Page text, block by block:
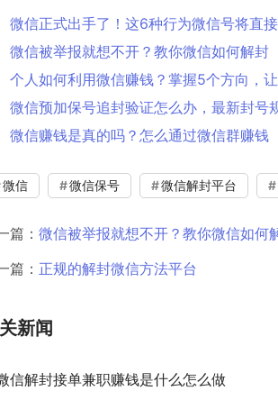
微信正式出手了！这6种行为微信号将直
微信被举报就想不开？教你微信如何解封
个人如何利用微信赚钱？掌握5个方向，
微信预加保号追封验证怎么办，最新封号
微信赚钱是真的吗？怎么通过微信群赚钱
微信 微信保号 微信解封平台
篇： 微信被举报就想不开？教你微信如何
篇： 正规的解封微信方法平台
新闻
信解封接单兼职赚钱是什么怎么做